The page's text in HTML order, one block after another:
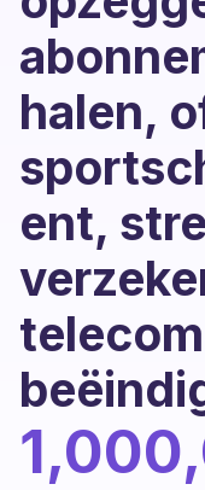
halen,
ent,